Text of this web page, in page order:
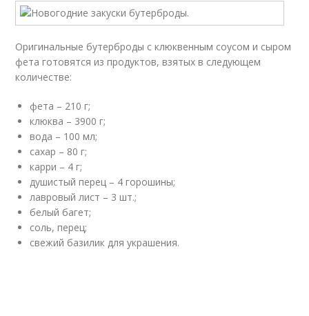
Оригинальные бутерброды с клюквенным соусом и сыром
фета готовятся из продуктов, взятых в следующем
количестве:
фета – 210 г;
клюква – 3900 г;
вода – 100 мл;
сахар – 80 г;
карри – 4 г;
душистый перец – 4 горошины;
лавровый лист – 3 шт.;
белый багет;
соль, перец;
свежий базилик для украшения.